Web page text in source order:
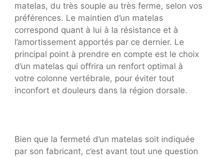
matelas, du très souple au très ferme, selon vos
préférences. Le maintien d’un matelas
correspond quant à lui à la résistance et à
l’amortissement apportés par ce dernier. Le
principal point à prendre en compte est le choix
d’un matelas qui offrira un renfort optimal à
votre colonne vertébrale, pour éviter tout
inconfort et douleurs dans la région dorsale.
Bien que la fermeté d’un matelas soit indiquée
par son fabricant, c’est avant tout une question